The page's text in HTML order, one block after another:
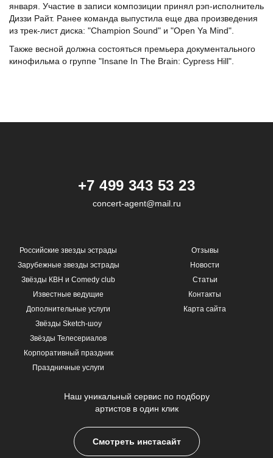
января. Участие в записи композиции принял рэп-исполнитель
Диззи Райт. Ранее команда выпустила еще два произведения
из трек-лист диска: "Champion Sound" и "Open Ya Mind".
Также весной должна состояться премьера документального
кинофильма о группе "Insane In The Brain: Cypress Hill".
+7 499 343 53 23
concert-agent@mail.ru
Российские звезды эстрады
Зарубежные звезды эстрады
Звёзды КВН и Comedy club
Известные ведущие
Дополнительные услуги
Звёзды Sketch-шоу
Звёзды Телесериалов
Корпоративный праздник
Праздничные услуги
Отзывы
Новости
Статьи
Контакты
Карта сайта
Наш уникальный сервис по подбору
артистов в один клик
Смотреть инстасайт